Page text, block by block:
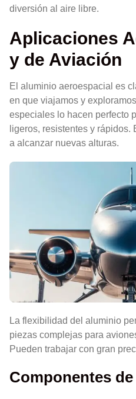
diversión al aire libre.
Aplicaciones
y de Aviación
El aluminio aeroespacial es
en que viajamos y
especiales lo hacen perfecto
ligeros, resistentes y
a alcanzar nuevas alturas.
La flexibilidad del aluminio
piezas complejas para
Pueden trabajar con gran
Componentes